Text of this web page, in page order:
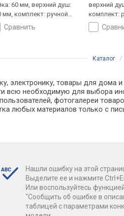
60 мм, верхний душ:
мм, комплект: ручной
(душевая лейка),
шланг,
сравнить
верхний
комплект:
(душевая
шланг,
Каталог /
электронику, товары для
всю необходимую для выбора
пользователей, фотогалереи
любых материалов только с
Нашли ошибку на этой
Выделите ее и нажмите
Или воспользуйтесь
"Сообщить об ошибке в
таблицей с параметрами